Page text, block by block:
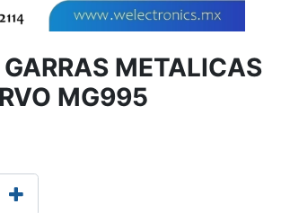
GARRAS METALICAS
MG995